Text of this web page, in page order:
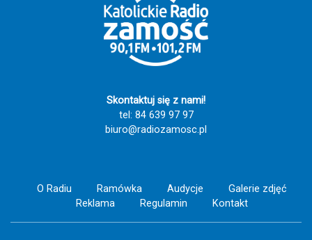
Skontaktuj się z nami!
tel: 84 639 97 97
biuro@radiozamosc.pl
O Radiu Ramówka Audycje
Galerie zdjęć
Reklama
Regulamin Kontakt